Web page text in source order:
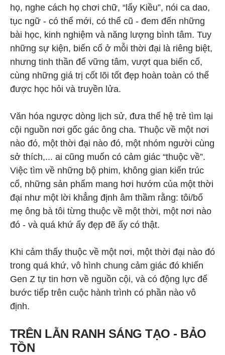
họ, nghe cách họ chơi chữ, “lẩy Kiều”, nói ca dao,
tục ngữ - có thể mới, có thể cũ - đem đến những
bài học, kinh nghiệm và năng lượng bình tâm. Tuy
những sự kiện, biến cố ở mỗi thời đại là riêng biệt,
nhưng tinh thần để vững tâm, vượt qua biến cố,
cùng những giá trị cốt lõi tốt đẹp hoàn toàn có thể
được học hỏi và truyền lửa.
Văn hóa ngược dòng lịch sử, đưa thế hệ trẻ tìm lại
cội nguồn nơi gốc gác ông cha. Thuộc về một nơi
nào đó, một thời đại nào đó, một nhóm người cùng
sở thích,... ai cũng muốn có cảm giác “thuộc về”.
Việc tìm về những bộ phim, không gian kiến trúc
cổ, những sản phẩm mang hơi hướm của một thời
đại như một lời khẳng định âm thầm rằng: tôi/bố
mẹ ông bà tôi từng thuộc về một thời, một nơi nào
đó - và quá khứ ấy đẹp đẽ ấy có thật.
Khi cảm thấy thuộc về một nơi, một thời đại nào đó
trong quá khứ, vô hình chung cảm giác đó khiến
Gen Z tự tin hơn về nguồn cội, và có động lực để
bước tiếp trên cuộc hành trình có phần nào vô
định.
TRÊN LẰN RANH SÁNG TẠO - BẢO
TỒN